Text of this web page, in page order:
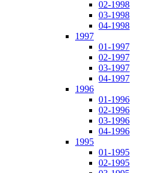
02-1998
03-1998
04-1998
1997
01-1997
02-1997
03-1997
04-1997
1996
01-1996
02-1996
03-1996
04-1996
1995
01-1995
02-1995